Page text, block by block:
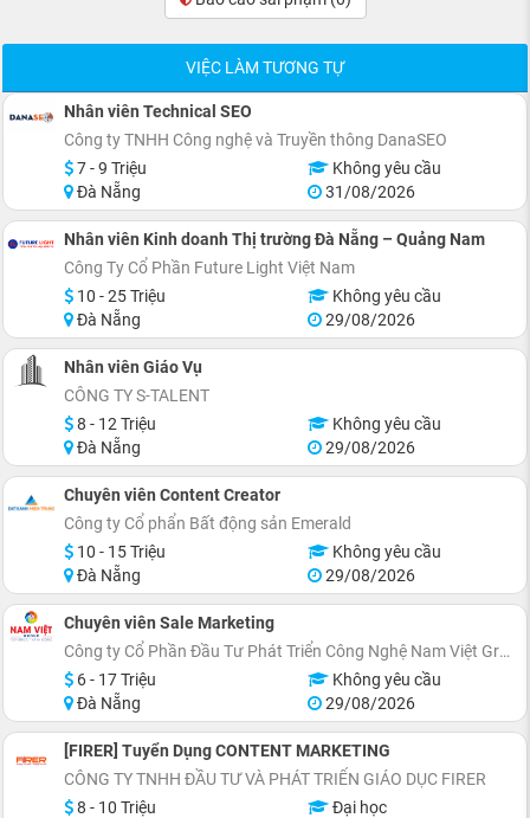
VIỆC LÀM TƯƠNG TỰ
Nhân viên Technical SEO
Công ty TNHH Công nghệ và Truyền thông DanaSEO
7 - 9 Triệu
Không yêu cầu
Đà Nẵng
31/08/2026
Nhân viên Kinh doanh Thị trường Đà Nẵng – Quảng Nam
Công Ty Cổ Phần Future Light Việt Nam
10 - 25 Triệu
Không yêu cầu
Đà Nẵng
29/08/2026
Nhân viên Giáo Vụ
CÔNG TY S-TALENT
8 - 12 Triệu
Không yêu cầu
Đà Nẵng
29/08/2026
Chuyên viên Content Creator
Công ty Cổ phẩn Bất động sản Emerald
10 - 15 Triệu
Không yêu cầu
Đà Nẵng
29/08/2026
Chuyên viên Sale Marketing
Công ty Cổ Phần Đầu Tư Phát Triển Công Nghệ Nam Việt Group
6 - 17 Triệu
Không yêu cầu
Đà Nẵng
29/08/2026
[FIRER] Tuyển Dụng CONTENT MARKETING
CÔNG TY TNHH ĐẦU TƯ VÀ PHÁT TRIỂN GIÁO DỤC FIRER
8 - 10 Triệu
Đại học